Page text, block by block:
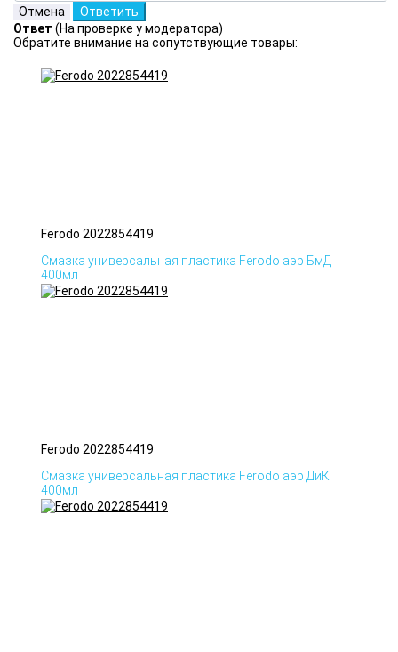
Ответ (На проверке у модератора)
Обратите внимание на сопутствующие товары:
Ferodo 2022854419
Смазка универсальная пластика Ferodo аэр БмД
400мл
Ferodo 2022854419
Смазка универсальная пластика Ferodo аэр ДиК
400мл